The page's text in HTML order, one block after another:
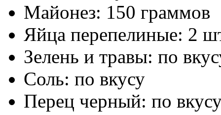
Майонез: 150 граммов
Яйца перепелиные: 2
Зелень и травы: по
Соль: по вкусу
Перец черный: по